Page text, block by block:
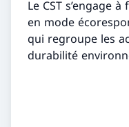
Le CST s’engage
en mode
qui regroupe les
durabilité